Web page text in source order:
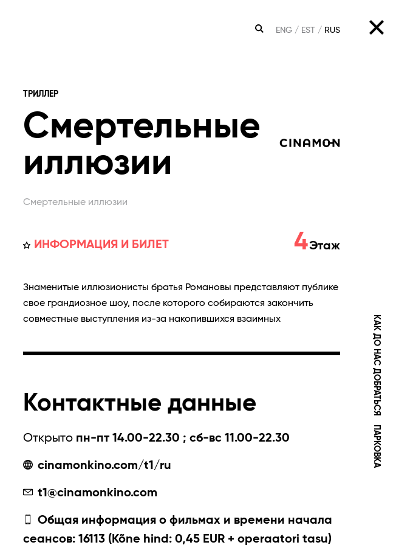
ПОИСК
ENG EST RUS
КАК ДО НАС ДОБРАТЬСЯ
ПАРКОВКА
ТРИЛЛЕР
Смертельные
иллюзии
Смертельные иллюзии
ИНФОРМАЦИЯ И БИЛЕТ 4Этаж
Знаменитые иллюзионисты братья Романовы представляют публике
свое грандиозное шоу, после которого собираются закончить
совместные выступления из-за накопившихся взаимных
Контактные данные
Открыто пн-пт 14.00-22.30 ; сб-вс 11.00-22.30
cinamonkino.com/t1/ru
t1@cinamonkino.com
Общая информация о фильмах и времени начала
сеансов: 16113 (Kõne hind: 0,45 EUR + operaatori tasu)